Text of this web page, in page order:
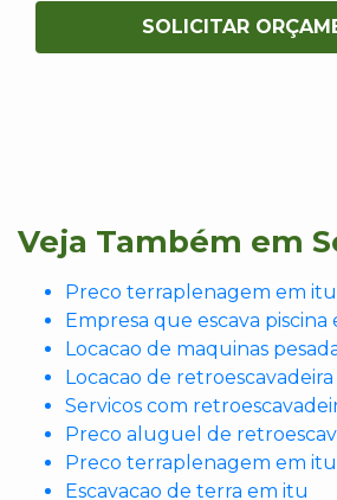
SOLICITAR
Veja Também em
Preco terraplenagem em
Empresa que escava
Locacao de maquinas
Locacao de
Servicos com
Preco aluguel de
Preco terraplenagem em itu
Escavacao de terra em itu